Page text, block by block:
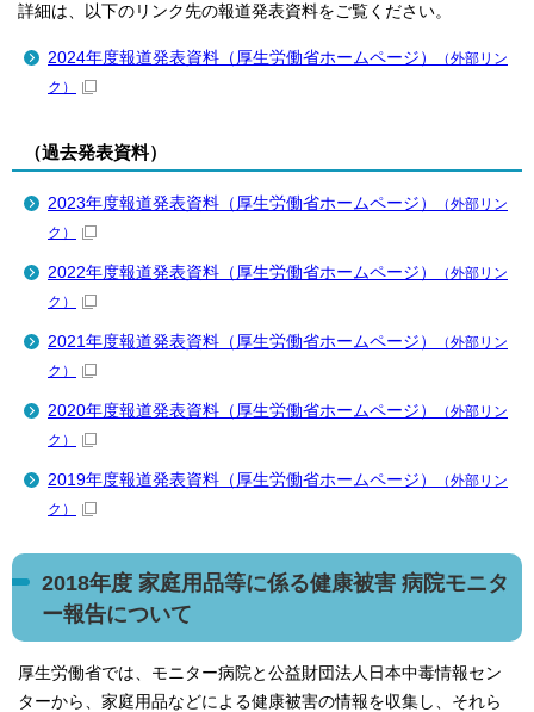
詳細は、以下のリンク先の報道発表資料をご覧ください。
2024年度報道発表資料（厚生労働省ホームページ）
（外部リン
ク）
（過去発表資料）
2023年度報道発表資料（厚生労働省ホームページ）
（外部リン
ク）
2022年度報道発表資料（厚生労働省ホームページ）
（外部リン
ク）
2021年度報道発表資料（厚生労働省ホームページ）
（外部リン
ク）
2020年度報道発表資料（厚生労働省ホームページ）
（外部リン
ク）
2019年度報道発表資料（厚生労働省ホームページ）
（外部リン
ク）
2018年度 家庭用品等に係る健康被害 病院モニタ
ー報告について
厚生労働省では、モニター病院と公益財団法人日本中毒情報セン
ターから、家庭用品などによる健康被害の情報を収集し、それら